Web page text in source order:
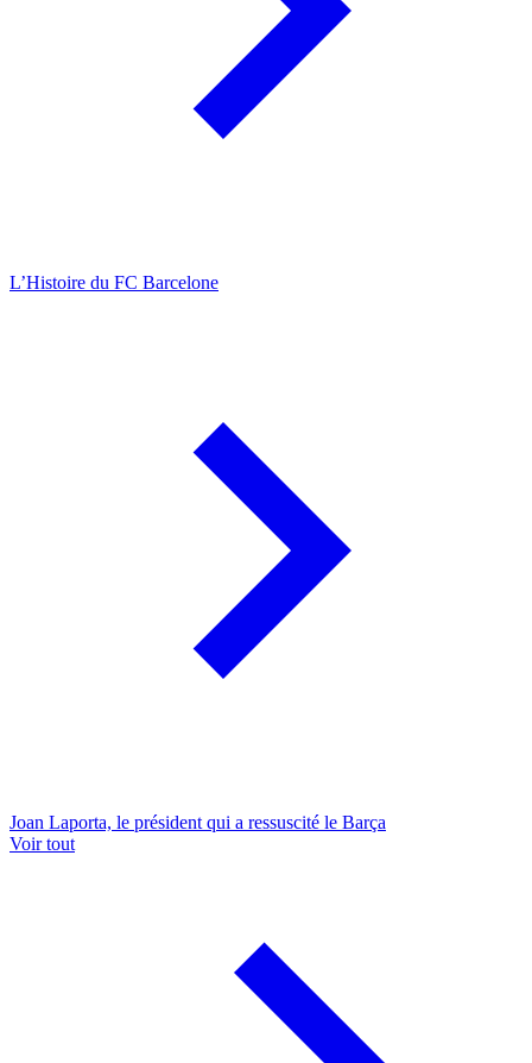
L’Histoire du FC Barcelone
Joan Laporta, le président qui a ressuscité le Barça
Voir tout